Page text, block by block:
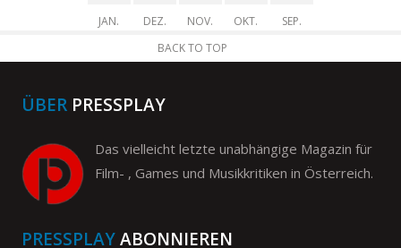
JAN. DEZ. NOV. OKT.
SEP.
BACK TO TOP
ÜBER PRESSPLAY
Das vielleicht letzte unabhängige Magazin für
Film- , Games und Musikkritiken in Österreich.
PRESSPLAYABONNIEREN